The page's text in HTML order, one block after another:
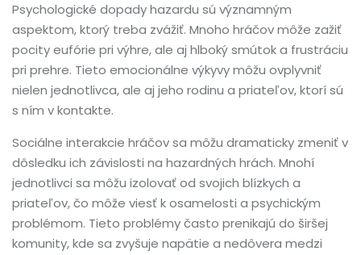
Psychologické dopady hazardu sú významným
aspektom, ktorý treba zvážiť. Mnoho hráčov môže zažiť
pocity eufórie pri výhre, ale aj hlboký smútok a frustráciu
pri prehre. Tieto emocionálne výkyvy môžu ovplyvniť
nielen jednotlivca, ale aj jeho rodinu a priateľov, ktorí sú
s ním v kontakte.
Sociálne interakcie hráčov sa môžu dramaticky zmeniť v
dôsledku ich závislosti na hazardných hrách. Mnohí
jednotlivci sa môžu izolovať od svojich blízkych a
priateľov, čo môže viesť k osamelosti a psychickým
problémom. Tieto problémy často prenikajú do širšej
komunity, kde sa zvyšuje napätie a nedôvera medzi